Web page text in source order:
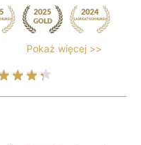
Pokaż więcej >>